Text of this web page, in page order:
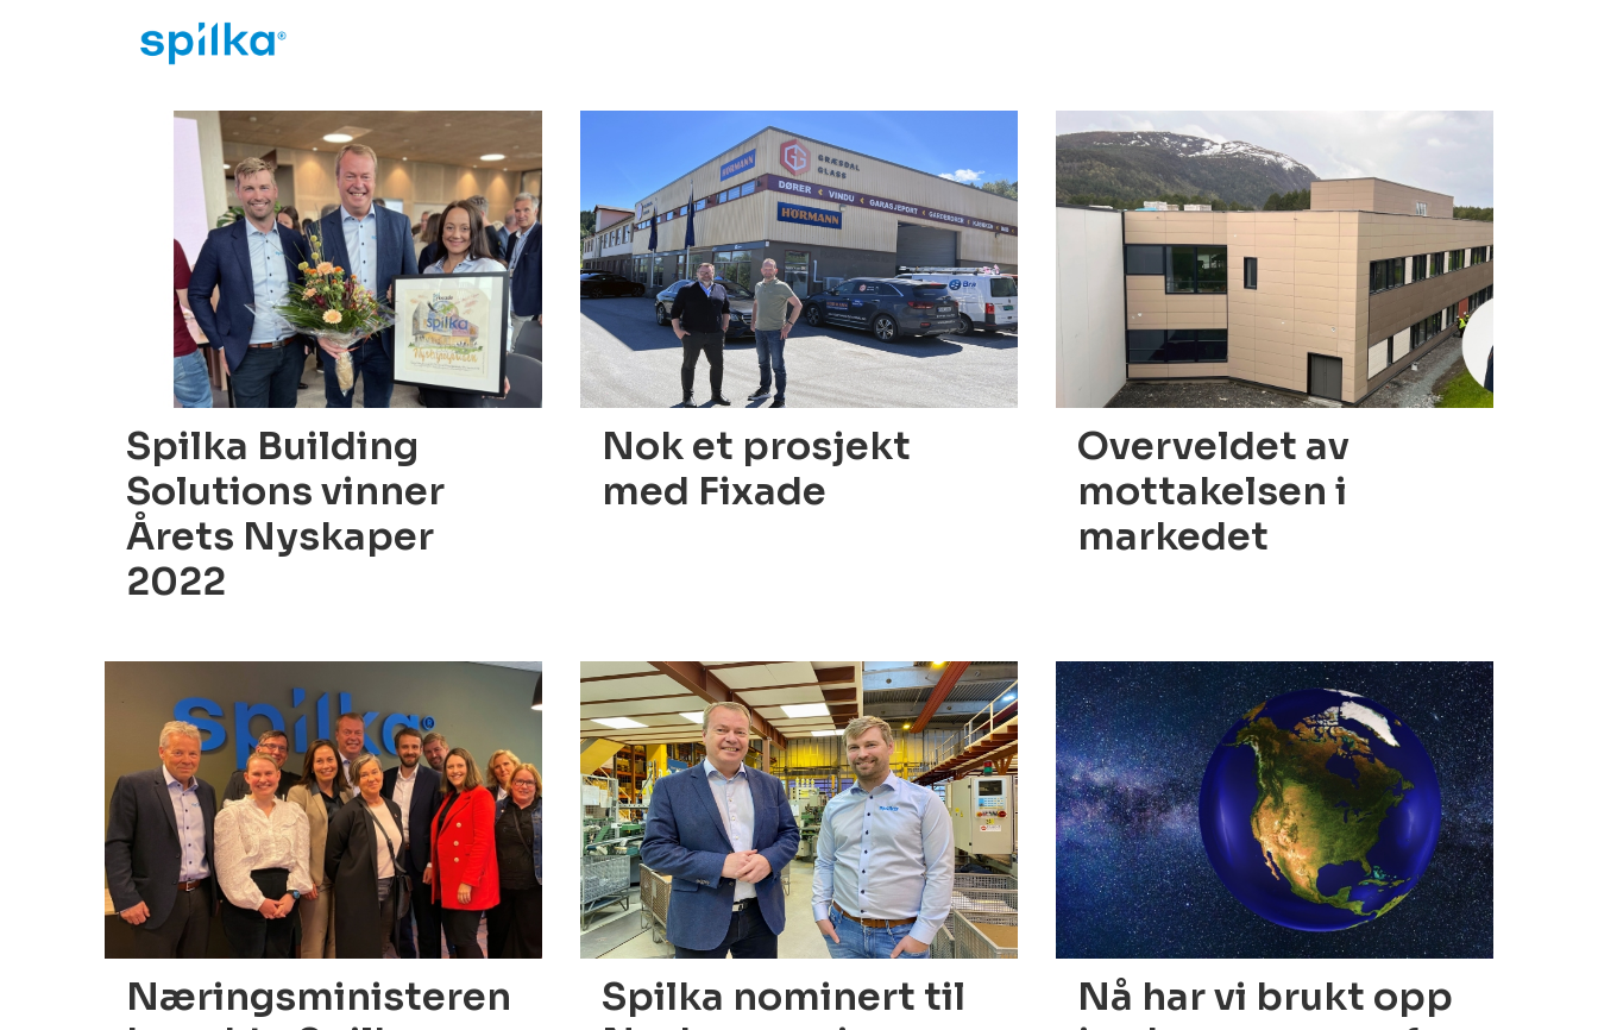
Spilka Building
Solutions vinner
Årets Nyskaper
2022
Nok et prosjekt
med Fixade
Overveldet av
mottakelsen i
markedet
Næringsministeren
Spilka nominert til
Nå har vi brukt opp